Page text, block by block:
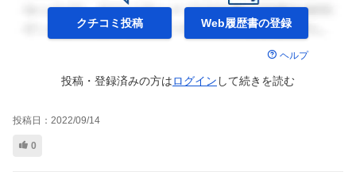
クチコミ投稿 Web履歴書の登録
ヘルプ
投稿・登録済みの方はログイン して続きを読む
投稿日： 2022/09/14
0